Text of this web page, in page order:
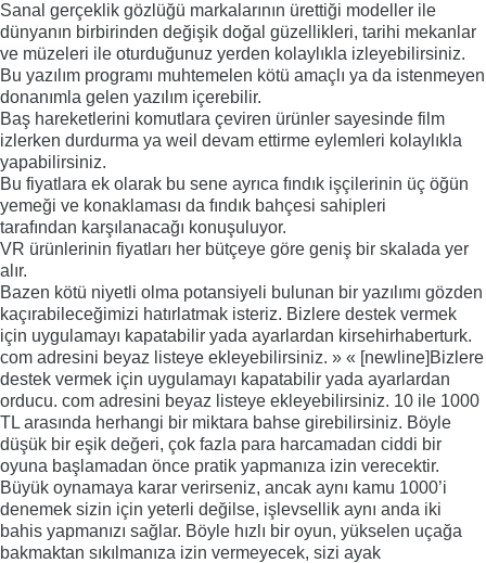
Sanal gerçeklik gözlüğü markalarının ürettiği modeller ile
dünyanın birbirinden değişik doğal güzellikleri, tarihi mekanlar
ve müzeleri ile oturduğunuz yerden kolaylıkla izleyebilirsiniz.
Bu yazılım programı muhtemelen kötü amaçlı ya da istenmeyen
donanımla gelen yazılım içerebilir.
Baş hareketlerini komutlara çeviren ürünler sayesinde film
izlerken durdurma ya weil devam ettirme eylemleri kolaylıkla
yapabilirsiniz.
Bu fiyatlara ek olarak bu sene ayrıca fındık işçilerinin üç öğün
yemeği ve konaklaması da fındık bahçesi sahipleri
tarafından karşılanacağı konuşuluyor.
VR ürünlerinin fiyatları her bütçeye göre geniş bir skalada yer
alır.
Bazen kötü niyetli olma potansiyeli bulunan bir yazılımı gözden
kaçırabileceğimizi hatırlatmak isteriz. Bizlere destek vermek
için uygulamayı kapatabilir yada ayarlardan kirsehirhaberturk.
com adresini beyaz listeye ekleyebilirsiniz. » « [newline]Bizlere
destek vermek için uygulamayı kapatabilir yada ayarlardan
orducu. com adresini beyaz listeye ekleyebilirsiniz. 10 ile 1000
TL arasında herhangi bir miktara bahse girebilirsiniz. Böyle
düşük bir eşik değeri, çok fazla para harcamadan ciddi bir
oyuna başlamadan önce pratik yapmanıza izin verecektir.
Büyük oynamaya karar verirseniz, ancak aynı kamu 1000’i
denemek sizin için yeterli değilse, işlevsellik aynı anda iki
bahis yapmanızı sağlar. Böyle hızlı bir oyun, yükselen uçağa
bakmaktan sıkılmanıza izin vermeyecek, sizi ayak